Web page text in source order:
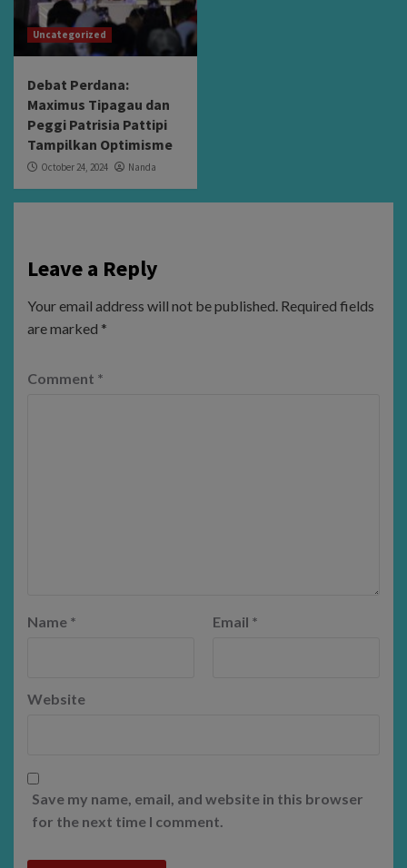
Uncategorized
Debat Perdana:
Maximus Tipagau dan
Peggi Patrisia Pattipi
Tampilkan Optimisme
October 24, 2024 Nanda
Leave a Reply
Your email address will not be published. Required fields
are marked *
Comment *
Name * Email *
Website
Save my name, email, and website in this browser
for the next time I comment.